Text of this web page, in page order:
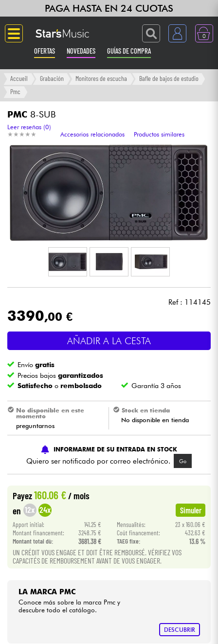
PAGA HASTA EN 24 CUOTAS
0
OFERTAS NOVEDADES GUÍAS DE COMPRA
Langue
Ampli & Efectos
Pianos
Sintetizadores & samplers
Grabación
Auriculares
Micros
Luces
Vientos
Violines y cuarteto
Niños
Cables & Acces.
Bundle
Ver nuestras marcas
Accueil Grabación Monitores de escucha
Bafle de bajos de estudio
Pmc
PMC 8-SUB
★ ★ ★ ★ ★
★ ★ ★ ★ ★
Leer reseñas (0)
Accesorios relacionados
Productos similares
Ref : 114145
3390,00 €
AÑADIR A LA CESTA
Envíogratis
Precios bajosgarantizados
Satisfecho o rembolsado Garantía 3 años
No disponible en este
momento
preguntarnos
Stock en tienda
No disponible en tienda
INFORMARME DE SU ENTRADA EN STOCK
Quiero ser notificado por correo electrónico. Go
Payez160.06 € / mois
en 12x 24x Simuler
Apport initial: 141.25 € Mensualités:
23 x 160.06 €
Montant financement:
3248.75 € Coût financement:
432.63 €
Montant total dù:
3681.38 € TAEG fixe: 13.6 %
UN CRÉDIT VOUS ENGAGE ET DOIT ÊTRE REMBOURSÉ. VÉRIFIEZ VOS
CAPACITÉS DE REMBOURSEMENT AVANT DE VOUS ENGAGER.
LA MARCA PMC
Conoce más sobre la marca Pmc y
descubre todo el catálogo.
DESCUBRIR